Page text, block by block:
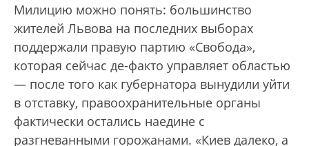
Милицию можно понять: большинство
жителей Львова на последних выборах
поддержали правую партию «Свобода»,
которая сейчас де-факто управляет областью
— после того как губернатора вынудили уйти
в отставку, правоохранительные органы
фактически остались наедине с
разгневанными горожанами. «Киев далеко, а